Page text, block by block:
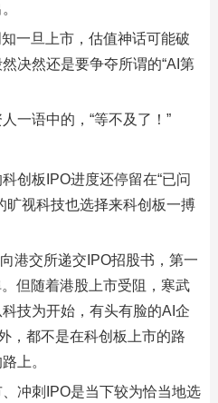
一旦上市，估值神话可能破
决然还是要争夺所谓的“AI第
一语中的，“等不及了！”
创板IPO进度还停留在“已问
旷视科技也选择来科创板一搏
港交所递交IPO招股书，第一
但随着港股上市受阻，寒武
技为开始，有头有脸的AI企
，都不是在科创板上市的路
上。
冲刺IPO是当下较为恰当地选